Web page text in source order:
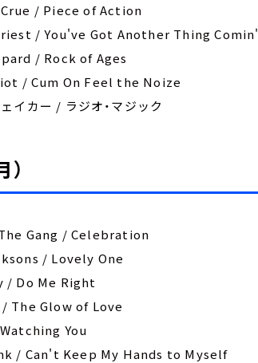
/ Piece of Action
/ You've Got Another Thing Comin'
/ Rock of Ages
/ Cum On Feel the Noize
イカー / ラジオ・マジック
Gang / Celebration
/ Lovely One
/ Do Me Right
/ The Glow of Love
You
/ Can't Keep My Hands to Myself